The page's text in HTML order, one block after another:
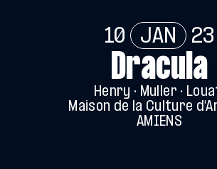
10 JAN 23
Dracula
Henry · Muller ·
Maison de la Culture
AMIENS